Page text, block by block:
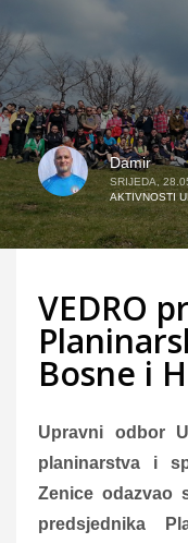
Damir
SRIJEDA,
AKTIVNOSTI
VEDRO
Bosne i
Upravni odbor
planinarstva i
Zenice odazvao
predsjednika